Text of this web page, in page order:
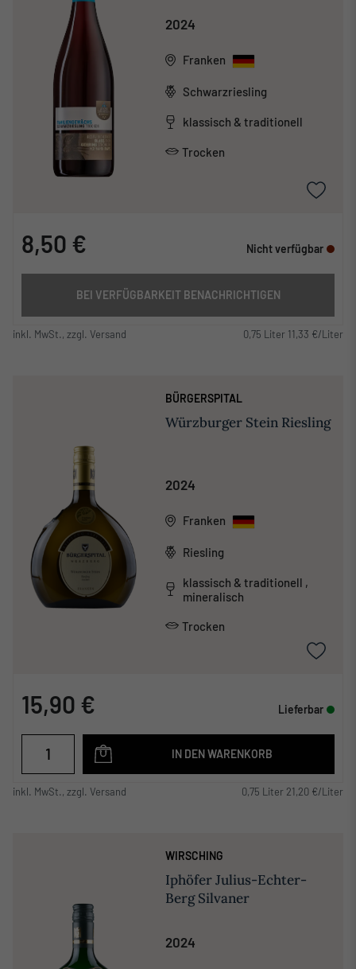
2024
Franken
Schwarzriesling
klassisch & traditionell
Trocken
8,50 € Nicht verfügbar
BEI VERFÜGBARKEIT BENACHRICHTIGEN
inkl. MwSt., zzgl. Versand 0,75 Liter 11,33 €/Liter
BÜRGERSPITAL
Würzburger Stein Riesling
2024
Franken
Riesling
klassisch & traditionell ,
mineralisch
Trocken
15,90 € Lieferbar
IN DEN WARENKORB
inkl. MwSt., zzgl. Versand 0,75 Liter 21,20 €/Liter
WIRSCHING
Iphöfer Julius-Echter-
Berg Silvaner
2024